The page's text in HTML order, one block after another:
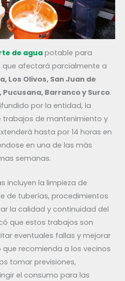
de aguapotable para
que afectará parcialmente a
Los Olivos, San Juan de
Barranco y Surco.
por la entidad, la
de mantenimiento y
hasta por 14 horas en
en una de las más
semanas.
incluyen la limpieza de
de tuberías, procedimientos
la calidad y continuidad del
que estos trabajos son
eventuales fallas y mejorar
recomienda a los vecinos
tomar previsiones,
el consumo para las